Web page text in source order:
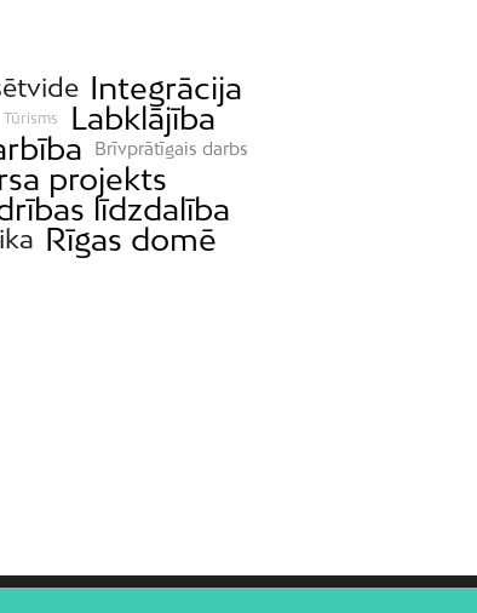
Integrācija
Tūrisms
Labklājība
Brīvprātīgais darbs
projekts
līdzdalība
Rīgas domē